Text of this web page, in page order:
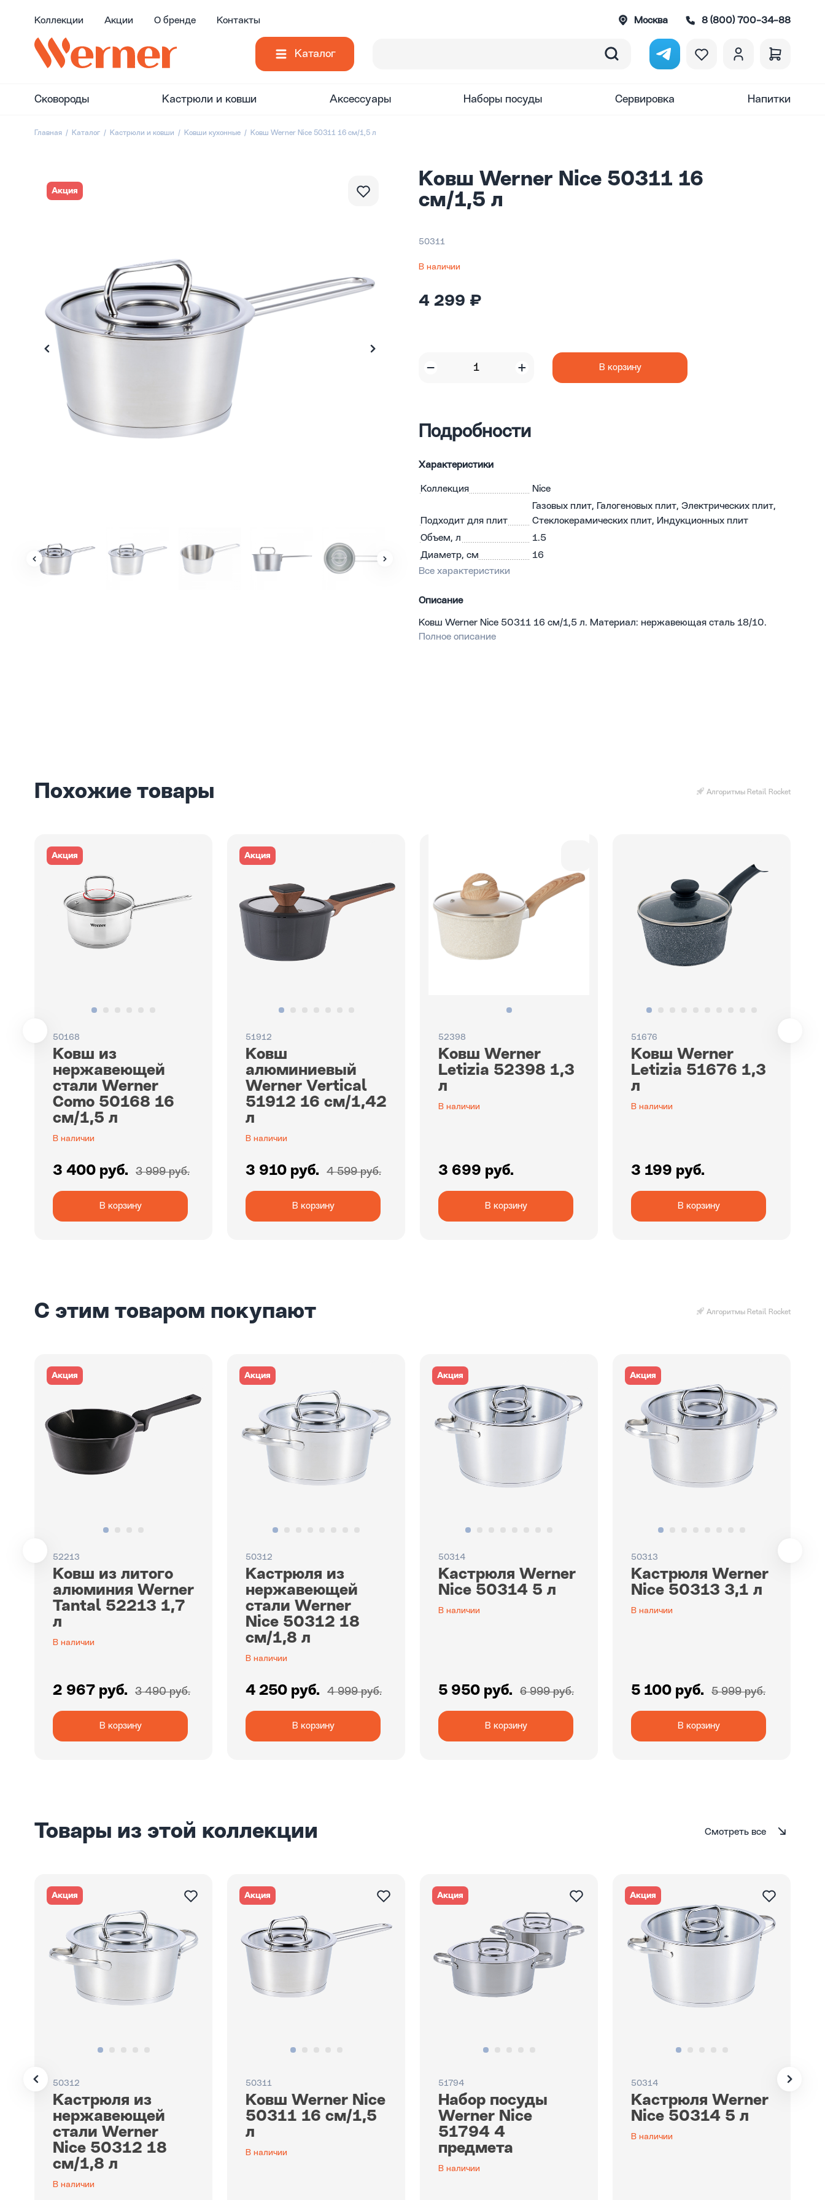
Коллекции Акции О бренде Контакты Москва 8 (800) 700-34-88
Каталог
Сковороды Кастрюли и ковши Аксессуары Наборы посуды Сервировка Напитки
Главная Каталог Кастрюли и ковши Ковши кухонные Ковш Werner Nice 50311 16 см/1,5 л
Акция
Ковш Werner Nice 50311 16
см/1,5 л
50311
В наличии
4 299 ₽
В корзину
Подробности
Характеристики
Коллекция Nice
Подходит для плит
Газовых плит, Галогеновых плит, Электрических плит,
Стеклокерамических плит, Индукционных плит
Объем, л
1.5
Диаметр, см
16
Все характеристики
Описание
Ковш Werner Nice 50311 16 см/1,5 л. Материал: нержавеющая сталь 18/10.
Полное описание
Похожие товары Алгоритмы Retail Rocket
Акция
50168
Ковш из
нержавеющей
стали Werner
Como 50168 16
см/1,5 л
В наличии
3 400 руб. 3 999 руб.
В корзину
Акция
51912
Ковш
алюминиевый
Werner Vertiсal
51912 16 см/1,42
л
В наличии
3 910 руб. 4 599 руб.
В корзину
52398
Ковш Werner
Letizia 52398 1,3
л
В наличии
3 699 руб.
В корзину
51676
Ковш Werner
Letizia 51676 1,3
л
В наличии
3 199 руб.
В корзину
С этим товаром покупают Алгоритмы Retail Rocket
Акция
52213
Ковш из литого
алюминия Werner
Tantal 52213 1,7
л
В наличии
2 967 руб. 3 490 руб.
В корзину
Акция
50312
Кастрюля из
нержавеющей
стали Werner
Nice 50312 18
см/1,8 л
В наличии
4 250 руб. 4 999 руб.
В корзину
Акция
50314
Кастрюля Werner
Nice 50314 5 л
В наличии
5 950 руб. 6 999 руб.
В корзину
Акция
50313
Кастрюля Werner
Nice 50313 3,1 л
В наличии
5 100 руб. 5 999 руб.
В корзину
Товары из этой коллекции Смотреть все
Акция
50312
Кастрюля из
нержавеющей
стали Werner
Nice 50312 18
см/1,8 л
В наличии
Акция
50311
Ковш Werner Nice
50311 16 см/1,5
л
В наличии
Акция
51794
Набор посуды
Werner Nice
51794 4
предмета
В наличии
Акция
50314
Кастрюля Werner
Nice 50314 5 л
В наличии